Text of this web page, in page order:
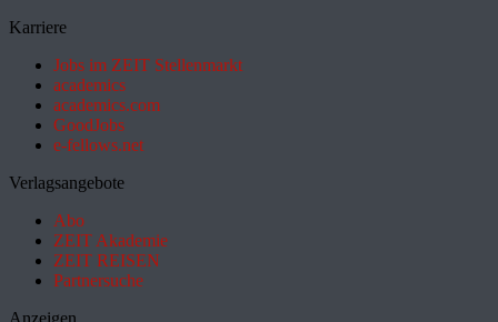
Karriere
Jobs im ZEIT Stellenmarkt
academics
academics.com
GoodJobs
e-fellows.net
Verlagsangebote
Abo
ZEIT Akademie
ZEIT REISEN
Partnersuche
Anzeigen